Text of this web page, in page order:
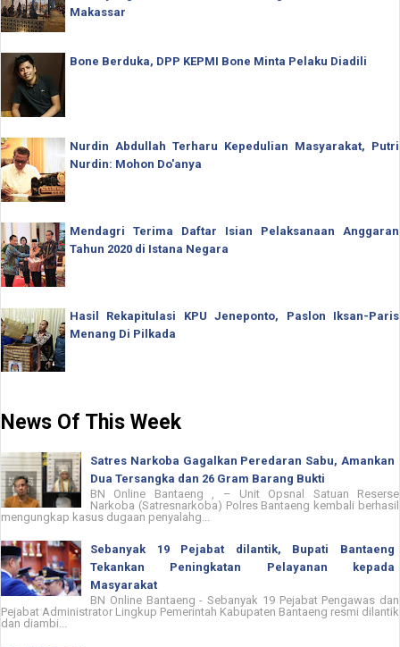
Makassar
Bone Berduka, DPP KEPMI Bone Minta Pelaku Diadili
Nurdin Abdullah Terharu Kepedulian Masyarakat, Putri
Nurdin: Mohon Do'anya
Mendagri Terima Daftar Isian Pelaksanaan Anggaran
Tahun 2020 di Istana Negara
Hasil Rekapitulasi KPU Jeneponto, Paslon Iksan-Paris
Menang Di Pilkada
News Of This Week
Satres Narkoba Gagalkan Peredaran Sabu, Amankan
Dua Tersangka dan 26 Gram Barang Bukti
BN Online Bantaeng , – Unit Opsnal Satuan Reserse
Narkoba (Satresnarkoba) Polres Bantaeng kembali berhasil
mengungkap kasus dugaan penyalahg...
Sebanyak 19 Pejabat dilantik, Bupati Bantaeng
Tekankan Peningkatan Pelayanan kepada
Masyarakat
BN Online Bantaeng - Sebanyak 19 Pejabat Pengawas dan
Pejabat Administrator Lingkup Pemerintah Kabupaten Bantaeng resmi dilantik
dan diambi...